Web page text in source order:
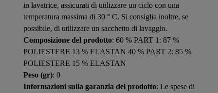
in lavatrice, assicurati di utilizzare un ciclo con una
temperatura massima di 30 ° C. Si consiglia inoltre, se
possibile, di utilizzare un sacchetto di lavaggio.
Composizione del prodotto: 60 % PART 1: 87 %
POLIESTERE 13 % ELASTAN 40 % PART 2: 85 %
POLIESTERE 15 % ELASTAN
Peso (gr): 0
Informazioni sulla garanzia del prodotto: Le spese di